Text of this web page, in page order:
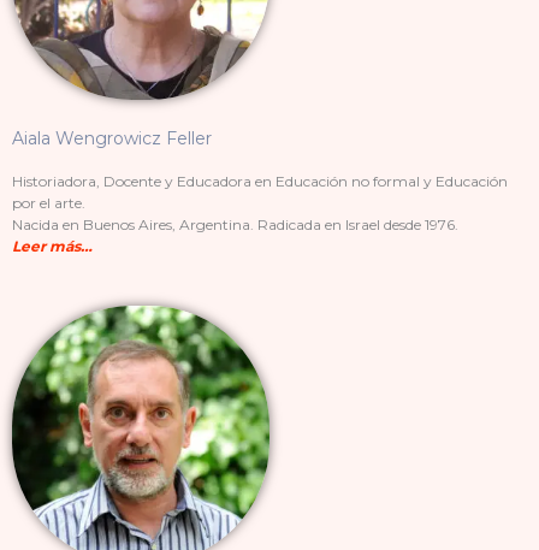
Aiala Wengrowicz Feller
Historiadora, Docente y Educadora en Educación no formal y Educación
por el arte.
Nacida en Buenos Aires, Argentina. Radicada en Israel desde 1976.
Leer más…